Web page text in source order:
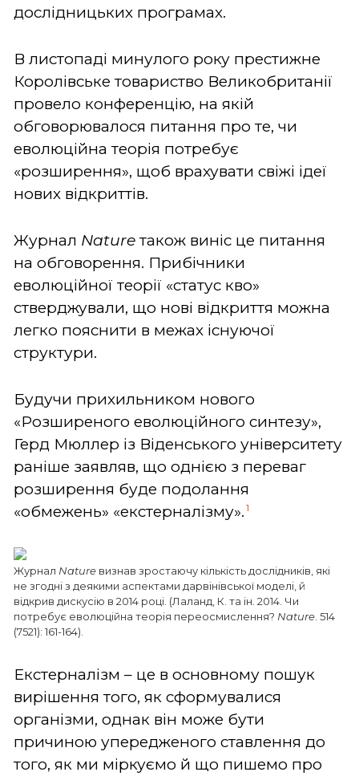
дослідницьких програмах.
В листопаді минулого року престижне
Королівське товариство Великобританії
провело конференцію, на якій
обговорювалося питання про те, чи
еволюційна теорія потребує
«розширення», щоб врахувати свіжі ідеї
нових відкриттів.
Журнал Nature також виніс це питання
на обговорення. Прибічники
еволюційної теорії «статус кво»
стверджували, що нові відкриття можна
легко пояснити в межах існуючої
структури.
Будучи прихильником нового
«Розширеного еволюційного синтезу»,
Герд Мюллер із Віденського університету
раніше заявляв, що однією з переваг
розширення буде подолання
«обмежень» «екстерналізму». 1
Журнал Nature визнав зростаючу кількість дослідників, які
не згодні з деякими аспектами дарвінівської моделі, й
відкрив дискусію в 2014 році. (Лаланд, К. та ін. 2014. Чи
потребує еволюційна теорія переосмислення? Nature . 514
(7521): 161-164).
Екстерналізм – це в основному пошук
вирішення того, як сформувалися
організми, однак він може бути
причиною упередженого ставлення до
того, як ми міркуємо й що пишемо про